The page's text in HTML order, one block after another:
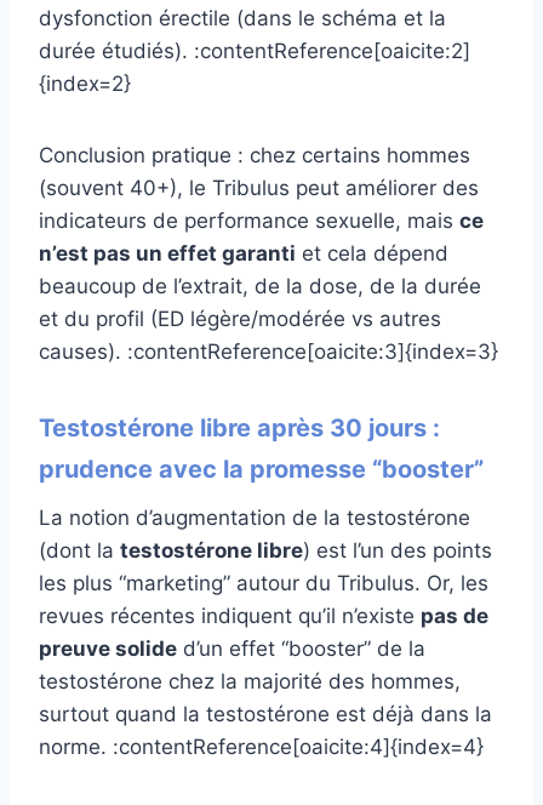
dysfonction érectile (dans le schéma et la
durée étudiés). :contentReference[oaicite:2]
{index=2}
Conclusion pratique : chez certains hommes
(souvent 40+), le Tribulus peut améliorer des
indicateurs de performance sexuelle, mais ce
n’est pas un effet garanti et cela dépend
beaucoup de l’extrait, de la dose, de la durée
et du profil (ED légère/modérée vs autres
causes). :contentReference[oaicite:3]{index=3}
Testostérone libre après 30 jours :
prudence avec la promesse “booster”
La notion d’augmentation de la testostérone
(dont la testostérone libre) est l’un des points
les plus “marketing” autour du Tribulus. Or, les
revues récentes indiquent qu’il n’existe pas de
preuve solide d’un effet “booster” de la
testostérone chez la majorité des hommes,
surtout quand la testostérone est déjà dans la
norme. :contentReference[oaicite:4]{index=4}